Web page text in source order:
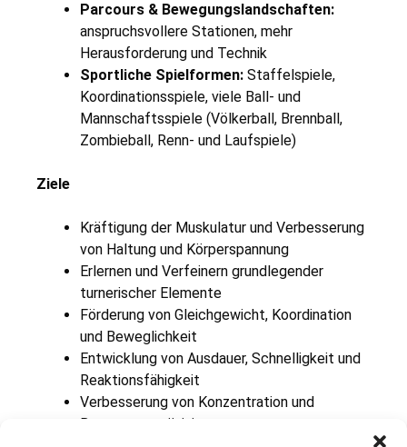
Parcours & Bewegungslandschaften:
anspruchsvollere Stationen, mehr
Herausforderung und Technik
Sportliche Spielformen: Staffelspiele,
Koordinationsspiele, viele Ball- und
Mannschaftsspiele (Völkerball, Brennball,
Zombieball, Renn- und Laufspiele)
Ziele
Kräftigung der Muskulatur und Verbesserung
von Haltung und Körperspannung
Erlernen und Verfeinern grundlegender
turnerischer Elemente
Förderung von Gleichgewicht, Koordination
und Beweglichkeit
Entwicklung von Ausdauer, Schnelligkeit und
Reaktionsfähigkeit
Verbesserung von Konzentration und
Bewegungspräzision